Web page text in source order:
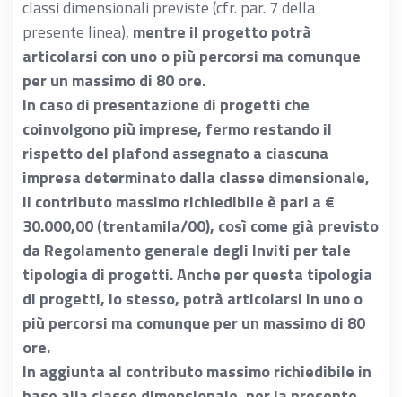
classi dimensionali previste (cfr. par. 7 della
presente linea), mentre il progetto potrà
articolarsi con uno o più percorsi ma comunque
per un massimo di 80 ore.
In caso di presentazione di progetti che
coinvolgono più imprese, fermo restando il
rispetto del plafond assegnato a ciascuna
impresa determinato dalla classe dimensionale,
il contributo massimo richiedibile è pari a €
30.000,00 (trentamila/00), così come già previsto
da Regolamento generale degli Inviti per tale
tipologia di progetti. Anche per questa tipologia
di progetti, lo stesso, potrà articolarsi in uno o
più percorsi ma comunque per un massimo di 80
ore.
In aggiunta al contributo massimo richiedibile in